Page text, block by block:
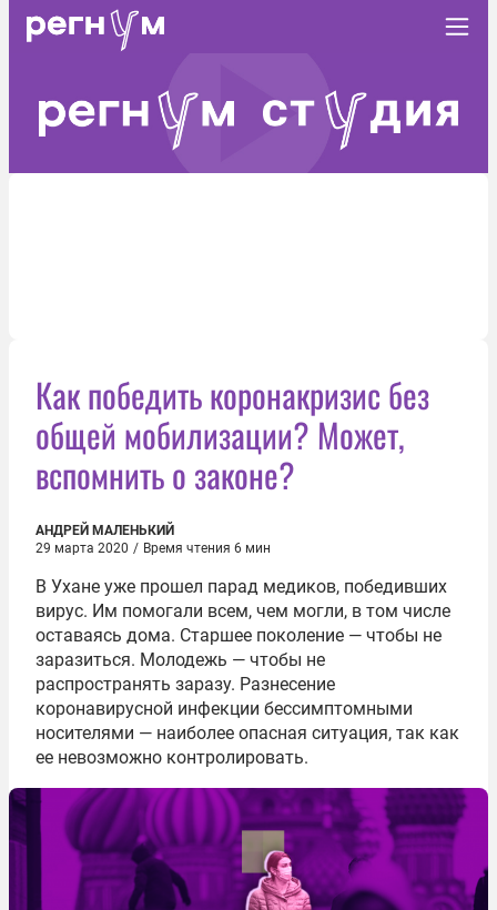
Как победить коронакризис без
общей мобилизации? Может,
вспомнить о законе?
АНДРЕЙ МАЛЕНЬКИЙ
29 марта 2020 / Время чтения 6 мин
В Ухане уже прошел парад медиков, победивших
вирус. Им помогали всем, чем могли, в том числе
оставаясь дома. Старшее поколение — чтобы не
заразиться. Молодежь — чтобы не
распространять заразу. Разнесение
коронавирусной инфекции бессимптомными
носителями — наиболее опасная ситуация, так как
ее невозможно контролировать.